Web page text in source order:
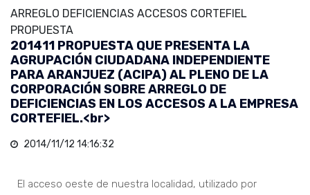
ARREGLO DEFICIENCIAS ACCESOS CORTEFIEL
PROPUESTA
201411 PROPUESTA QUE PRESENTA LA
AGRUPACIÓN CIUDADANA INDEPENDIENTE
PARA ARANJUEZ (ACIPA) AL PLENO DE LA
CORPORACIÓN SOBRE ARREGLO DE
DEFICIENCIAS EN LOS ACCESOS A LA EMPRESA
CORTEFIEL.<br>
2014/11/12 14:16:32
El acceso oeste de nuestra localidad, utilizado por